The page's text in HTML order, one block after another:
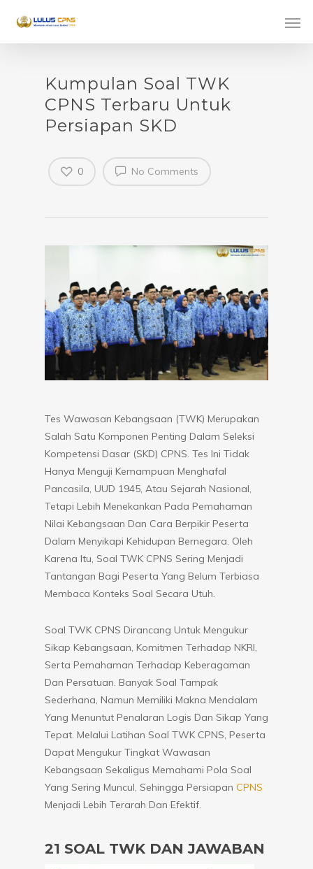
Kumpulan Soal TWK
CPNS Terbaru Untuk
Persiapan SKD
No Comments
0
Tes Wawasan Kebangsaan (TWK) Merupakan
Salah Satu Komponen Penting Dalam Seleksi
Kompetensi Dasar (SKD) CPNS. Tes Ini Tidak
Hanya Menguji Kemampuan Menghafal
Pancasila, UUD 1945, Atau Sejarah Nasional,
Tetapi Lebih Menekankan Pada Pemahaman
Nilai Kebangsaan Dan Cara Berpikir Peserta
Dalam Menyikapi Kehidupan Bernegara. Oleh
Karena Itu, Soal TWK CPNS Sering Menjadi
Tantangan Bagi Peserta Yang Belum Terbiasa
Membaca Konteks Soal Secara Utuh.
Soal TWK CPNS Dirancang Untuk Mengukur
Sikap Kebangsaan, Komitmen Terhadap NKRI,
Serta Pemahaman Terhadap Keberagaman
Dan Persatuan. Banyak Soal Tampak
Sederhana, Namun Memiliki Makna Mendalam
Yang Menuntut Penalaran Logis Dan Sikap Yang
Tepat. Melalui Latihan Soal TWK CPNS, Peserta
Dapat Mengukur Tingkat Wawasan
Kebangsaan Sekaligus Memahami Pola Soal
Yang Sering Muncul, Sehingga Persiapan CPNS
Menjadi Lebih Terarah Dan Efektif.
21 SOAL TWK DAN JAWABAN